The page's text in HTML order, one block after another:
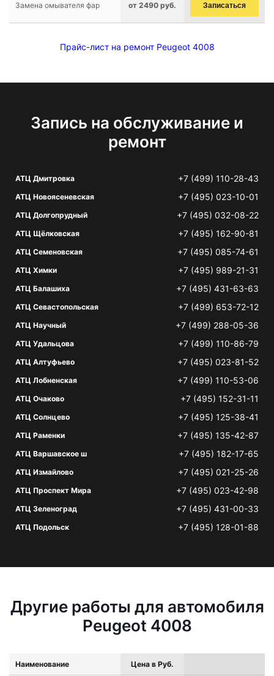
Замена омывателя фар от 2490 руб. Записаться
Прайс-лист на ремонт Peugeot 4008
Запись на обслуживание и
ремонт
АТЦ Дмитровка +7 (499) 110-28-43
АТЦ Новоясеневская +7 (495) 023-10-01
АТЦ Долгопрудный +7 (495) 032-08-22
АТЦ Щёлковская +7 (495) 162-90-81
АТЦ Семеновская +7 (495) 085-74-61
АТЦ Химки +7 (495) 989-21-31
АТЦ Балашиха +7 (495) 431-63-63
АТЦ Севастопольская +7 (499) 653-72-12
АТЦ Научный +7 (499) 288-05-36
АТЦ Удальцова +7 (499) 110-86-79
АТЦ Алтуфьево +7 (495) 023-81-52
АТЦ Лобненская +7 (499) 110-53-06
АТЦ Очаково +7 (495) 152-31-11
АТЦ Солнцево +7 (495) 125-38-41
АТЦ Раменки +7 (495) 135-42-87
АТЦ Варшавское ш +7 (495) 182-17-65
АТЦ Измайлово +7 (495) 021-25-26
АТЦ Проспект Мира +7 (495) 023-42-98
АТЦ Зеленоград +7 (495) 431-00-33
АТЦ Подольск +7 (495) 128-01-88
Другие работы для автомобиля
Peugeot 4008
Наименование Цена в Руб.